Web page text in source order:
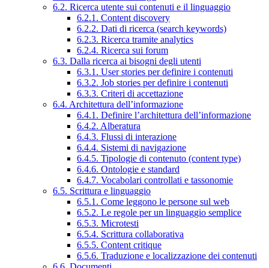
6.2. Ricerca utente sui contenuti e il linguaggio
6.2.1. Content discovery
6.2.2. Dati di ricerca (search keywords)
6.2.3. Ricerca tramite analytics
6.2.4. Ricerca sui forum
6.3. Dalla ricerca ai bisogni degli utenti
6.3.1. User stories per definire i contenuti
6.3.2. Job stories per definire i contenuti
6.3.3. Criteri di accettazione
6.4. Architettura dell’informazione
6.4.1. Definire l’architettura dell’informazione
6.4.2. Alberatura
6.4.3. Flussi di interazione
6.4.4. Sistemi di navigazione
6.4.5. Tipologie di contenuto (content type)
6.4.6. Ontologie e standard
6.4.7. Vocabolari controllati e tassonomie
6.5. Scrittura e linguaggio
6.5.1. Come leggono le persone sul web
6.5.2. Le regole per un linguaggio semplice
6.5.3. Microtesti
6.5.4. Scrittura collaborativa
6.5.5. Content critique
6.5.6. Traduzione e localizzazione dei contenuti